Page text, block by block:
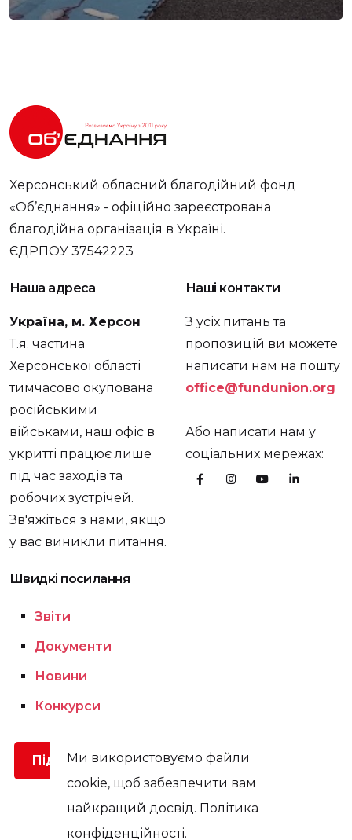
Ми використовуємо файли
cookie, щоб забезпечити вам
найкращий досвід. Політика
конфіденційності.
Херсонський обласний благодійний фонд
«Об’єднання» - офіційно зареєстрована
благодійна організація в Україні.
ЄДРПОУ 37542223
Наша адреса
Україна, м. Херсон
Т.я. частина
Херсонської області
тимчасово окупована
російськими
військами, наш офіс в
укритті працює лише
під час заходів та
робочих зустрічей.
Зв'яжіться з нами, якщо
у вас виникли питання.
Наші контакти
З усіх питань та
пропозицій ви можете
написати нам на пошту
office@fundunion.org
Або написати нам у
соціальних мережах:
Швидкі посилання
Звіти
Документи
Новини
Конкурси
Підтримати